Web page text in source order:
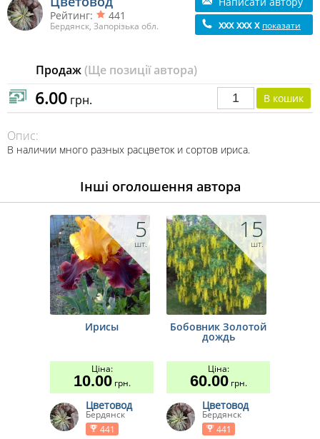
Рейтинг: 441
Бердянск, Запорізька обл.
xxx xxx x показати
Продаж(Ще позиції автора)
6.00 грн.
Опис:
В наличии много разных расцветок и сортов ириса.
Інші оголошення автора
5
шт.
Ирисы
Ціна:
10.00грн.
Цветовод
Бердянск
441
15
шт.
Бобовник Золотой
дождь
Ціна:
60.00грн.
Цветовод
Бердянск
441